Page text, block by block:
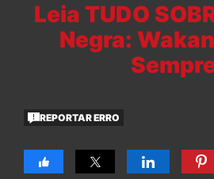
Leia TUDO
Negra:
REPORTAR ERRO